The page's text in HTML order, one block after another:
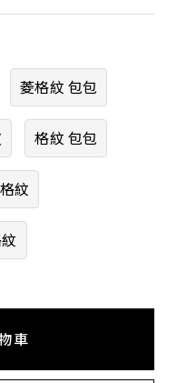
菱格紋 包包
格紋 包包
紋
車